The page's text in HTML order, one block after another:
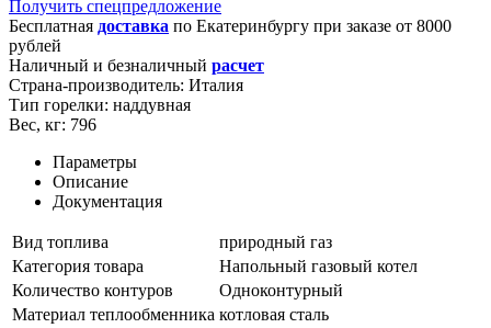
Получить спецпредложение
Бесплатная доставка по Екатеринбургу при заказе от 8000
рублей
Наличный и безналичный расчет
Страна-производитель: Италия
Тип горелки: наддувная
Вес, кг: 796
Параметры
Описание
Документация
Вид топлива
природный газ
Категория товара
Напольный газовый котел
Количество контуров
Одноконтурный
Материал теплообменника котловая сталь